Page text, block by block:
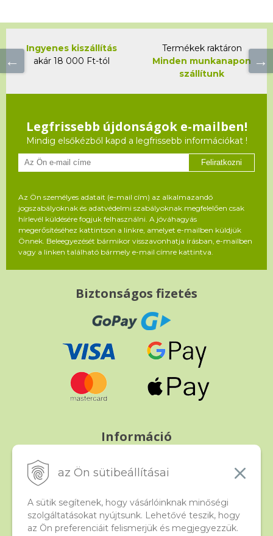
az Ön sütibeállításai
A sütik segítenek, hogy vásárlóinknak minőségi
szolgáltatásokat nyújtsunk. Lehetővé teszik, hogy
az Ön preferenciáit felismerjük és megjegyezzük.
Ingyenes kiszállítás
akár 18 000 Ft-tól
Termékek raktáron
Minden munkanapon
szállítunk
Legfrissebb újdonságok e-mailben!
Mindig elsőkézből kapd a legfrissebb információkat !
Feliratkozni
Az Ön személyes adatait (e-mail cím) az alkalmazandó
jogszabályoknak és adatvédelmi szabályoknak megfelelően csak
hírlevél küldésére fogjuk felhasználni. A jóváhagyás
megerősítéséhez kattintson a linkre, amelyet e-mailben küldjük
Önnek. Beleegyezését bármikor visszavonhatja írásban, e-mailben
vagy a linken található bármely e-mail címre kattintva.
Biztonságos fizetés
Információ
Panasz, árucsere és visszáru
Beado